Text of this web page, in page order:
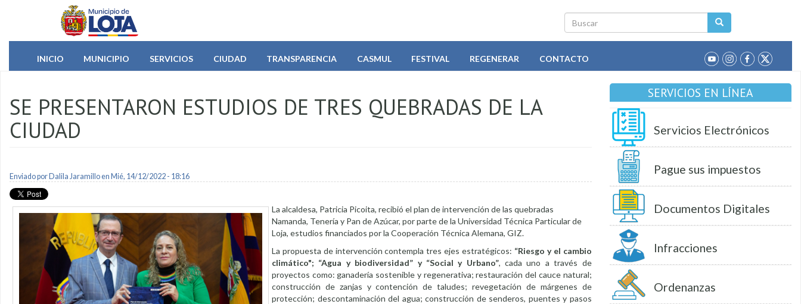
Pasar al contenido principal
Buscar
INICIO
MUNICIPIO SERVICIOS CIUDAD TRANSPARENCIA CASMUL FESTIVAL REGENERAR CONTACTO
SE PRESENTARON ESTUDIOS DE TRES QUEBRADAS DE LA
CIUDAD
Enviado por Dalila Jaramilloen Mié, 14/12/2022 - 18:16
La alcaldesa, Patricia Picoita, recibió el plan de intervención de las quebradas
Namanda, Tenería y Pan de Azúcar, por parte de la Universidad Técnica Particular de
Loja, estudios financiados por la Cooperación Técnica Alemana, GIZ.
La propuesta de intervención contempla tres ejes estratégicos: “Riesgo y el cambio
climático"; “Agua y biodiversidad” y “Social y Urbano”, cada uno a través de
proyectos como: ganadería sostenible y regenerativa; restauración del cauce natural;
construcción de zanjas y contención de taludes; revegetación de márgenes de
protección; descontaminación del agua; construcción de senderos, puentes y pasos
SERVICIOS EN LÍNEA
Servicios Electrónicos
Pague sus impuestos
Documentos Digitales
Infracciones
Ordenanzas